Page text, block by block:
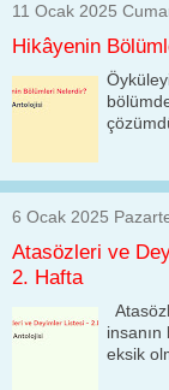
11 Ocak 2025
Hikâyenin
6 Ocak 2025
Atasözleri ve
2. Hafta
insanın
eksik